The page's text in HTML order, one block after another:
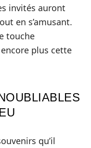
invités auront
en s’amusant.
touche
plus cette
qu’il